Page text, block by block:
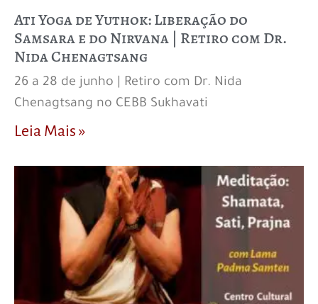
Ati Yoga de Yuthok: Liberação do
Samsara e do Nirvana | Retiro com Dr.
Nida Chenagtsang
26 a 28 de junho | Retiro com Dr. Nida
Chenagtsang no CEBB Sukhavati
Leia Mais »